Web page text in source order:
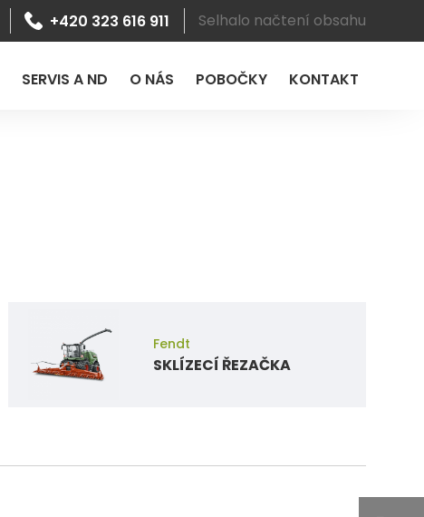
SERVIS A ND O NÁS POBOČKY KONTAKT
+420 323 616 911 Selhalo načtení obsahu
Fendt
SKLÍZECÍ ŘEZAČKA